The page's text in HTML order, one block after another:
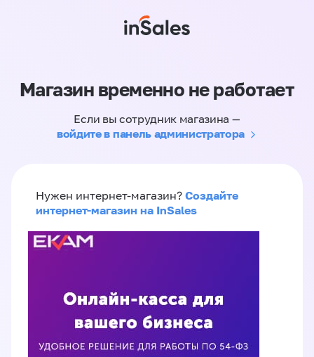
Магазин временно не работает
Если вы сотрудник магазина —
войдите в панель администратора
Нужен интернет-магазин? Создайте
интернет-магазин на InSales